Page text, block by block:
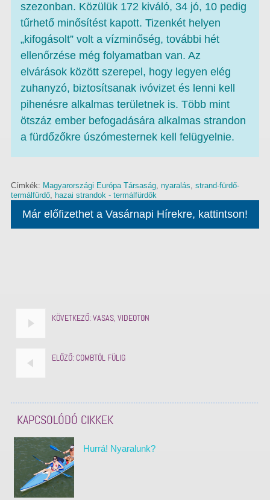
szezonban. Közülük 172 kiváló, 34 jó, 10 pedig
tűrhető minősítést kapott. Tizenkét helyen
„kifogásolt” volt a vízminőség, további hét
ellenőrzése még folyamatban van. Az
elvárások között szerepel, hogy legyen elég
zuhanyzó, biztosítsanak ivóvizet és lenni kell
pihenésre alkalmas területnek is. Több mint
ötszáz ember befogadására alkalmas strandon
a fürdőzőkre úszómesternek kell felügyelnie.
Címkék: Magyarországi Európa Társaság, nyaralás
strand-fürdő-
termálfürdő, hazai strandok - termálfürdők
Már előfizethet a Vasárnapi Hírekre, kattintson!
KÖVETKEZŐ: VASAS, VIDEOTON
ELŐZŐ: COMBTÓL FÜLIG
KAPCSOLÓDÓ CIKKEK
Hurrá! Nyaralunk?